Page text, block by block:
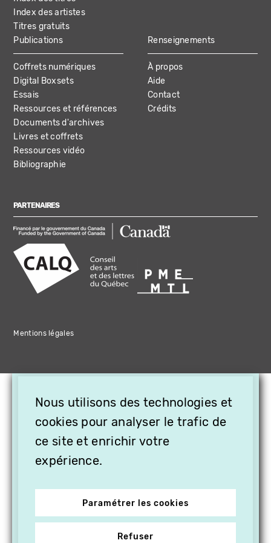
Index des artistes
Titres gratuits
Publications
Coffrets numériques
Digital Boxsets
Essais
Ressources et références
Documents d'archives
Livres et coffrets
Ressources vidéo
Bibliographie
Renseignements
À propos
Aide
Contact
Crédits
PARTENAIRES
Mentions légales
Nous utilisons des technologies et
cookies pour analyser le trafic de
ce site et enrichir votre
expérience.
Paramétrer les cookies
Refuser
OFFREZ LA VIDÉO EN
CADEAU, ABONNEZ VOS
PROCHES À VITHÈQUE !